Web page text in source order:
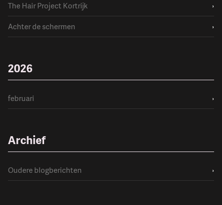
The Hair Project Kortrijk
›
Achter de schermen
›
2026
februari ›
Archief
Oudere blogberichten ›